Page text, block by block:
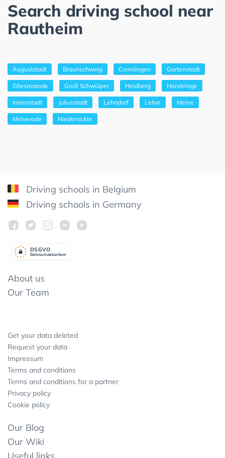
Search driving school near
Rautheim
Auguststadt Braunschweig Cremlingen Gartenstadt
Gliesmarode Groß Schwülper Heidberg Hondelage
Innenstadt Juliusstadt Lehndorf Lehre Meine
Melverode Niedersickte
Driving schools in Belgium
Driving schools in Germany
Datenschutzkonform
DSGVO
About us
Our Team
Get your data deleted
Request your data
Impressum
Terms and conditions
Terms and conditions for a partner
Privacy policy
Cookie policy
Our Blog
Our Wiki